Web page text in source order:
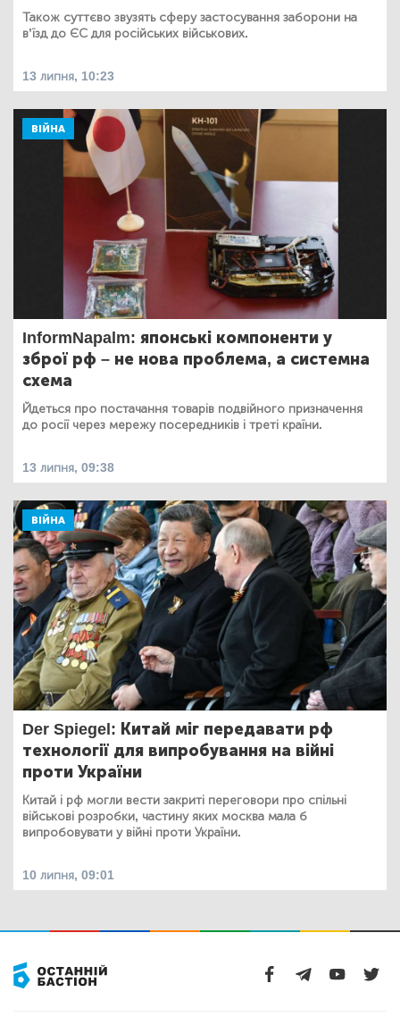
Також суттєво звузять сферу застосування заборони на
в’їзд до ЄС для російських військових.
13 липня, 10:23
ВІЙНА
InformNapalm: японські компоненти у
зброї рф – не нова проблема, а системна
схема
Йдеться про постачання товарів подвійного призначення
до росії через мережу посередників і треті країни.
13 липня, 09:38
ВІЙНА
Der Spiegel: Китай міг передавати рф
технології для випробування на війні
проти України
Китай і рф могли вести закриті переговори про спільні
військові розробки, частину яких москва мала б
випробовувати у війні проти України.
10 липня, 09:01